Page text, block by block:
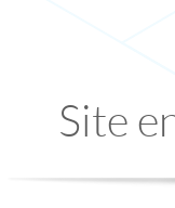
Site